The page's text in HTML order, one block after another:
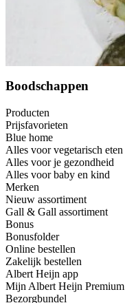
Boodschappen
Producten
Prijsfavorieten
Blue home
Alles voor vegetarisch eten
Alles voor je gezondheid
Alles voor baby en kind
Merken
Nieuw assortiment
Gall & Gall assortiment
Bonus
Bonusfolder
Online bestellen
Zakelijk bestellen
Albert Heijn app
Mijn Albert Heijn Premium
Bezorgbundel